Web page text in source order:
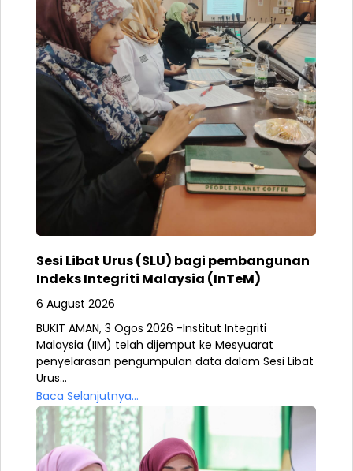
Sesi Libat Urus (SLU) bagi pembangunan
Indeks Integriti Malaysia (InTeM)
6 August 2026
BUKIT AMAN, 3 Ogos 2026 -Institut Integriti
Malaysia (IIM) telah dijemput ke Mesyuarat
penyelarasan pengumpulan data dalam Sesi Libat
Urus...
Baca Selanjutnya...